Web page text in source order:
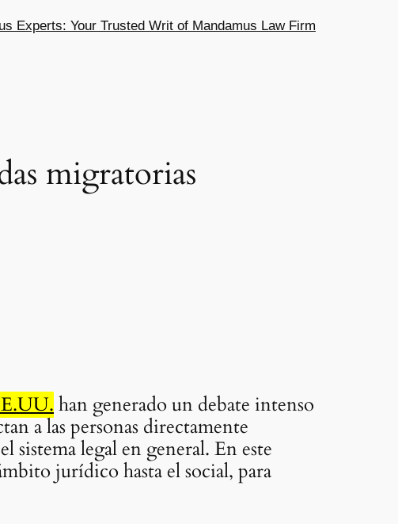
Experts: Your Trusted Writ of Mandamus Law Firm
migratorias
han generado un debate intenso
a las personas directamente
sistema legal en general. En este
jurídico hasta el social, para